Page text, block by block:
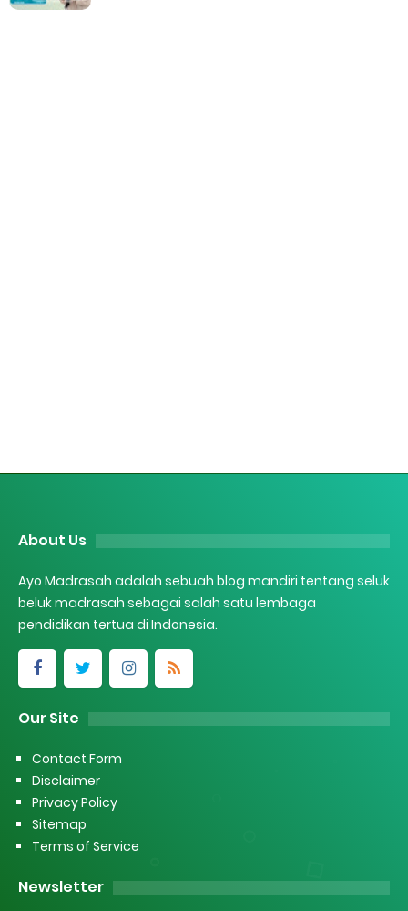
About Us
Ayo Madrasah adalah sebuah blog mandiri tentang seluk
beluk madrasah sebagai salah satu lembaga
pendidikan tertua di Indonesia.
Our Site
Contact Form
Disclaimer
Privacy Policy
Sitemap
Terms of Service
Newsletter